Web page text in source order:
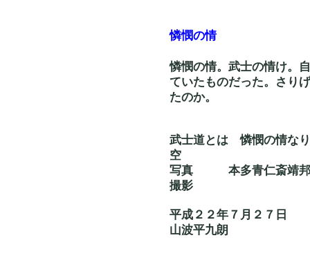
憐憫の情
憐憫の情。武士の情け。
ていたものだった。さり
たのか。
武士道とは 憐憫
空
写真 本多青仁斎
撮影
平成２２年７月２７日
山波平九朗